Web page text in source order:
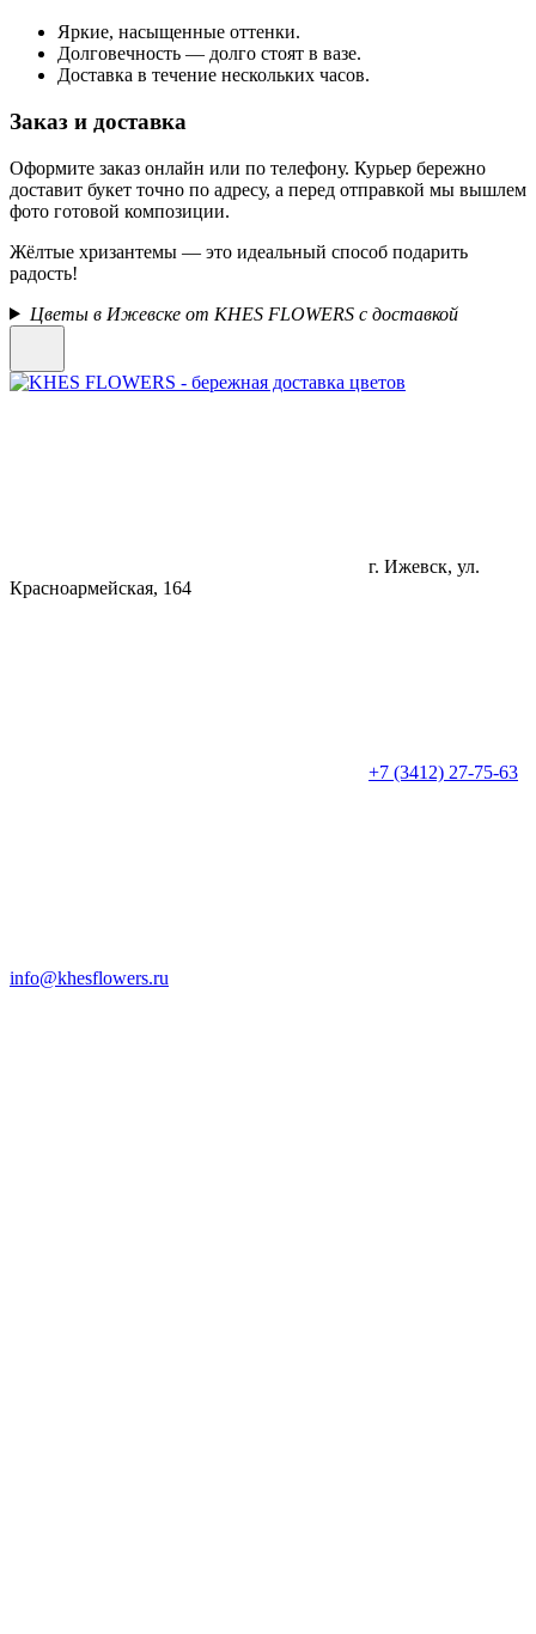
Яркие, насыщенные оттенки.
Долговечность — долго стоят в вазе.
Доставка в течение нескольких часов.
Заказ и доставка
Оформите заказ онлайн или по телефону. Курьер бережно
доставит букет точно по адресу, а перед отправкой мы вышлем
фото готовой композиции.
Жёлтые хризантемы — это идеальный способ подарить
радость!
Цветы в Ижевске от KHES FLOWERS с доставкой
г. Ижевск, ул.
Красноармейская, 164
+7 (3412) 27-75-63
info@khesflowers.ru